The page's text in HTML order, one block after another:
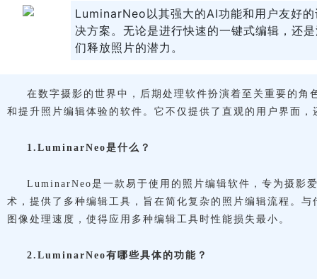
LuminarNeo以其强大的AI功能和用户友好
决方案。无论是进行快速的一键式编辑，还
们释放照片的潜力。
在数字摄影的世界中，后期处理软件扮演着至关重要的
和提升照片编辑体验的软件。它不仅提供了直观的用户界面
1.LuminarNeo是什么？
LuminarNeo是一款易于使用的照片编辑软件，专为摄影
术，提供了多种编辑工具，旨在简化复杂的照片编辑流程。
图像处理速度，使得应用多种编辑工具时性能损失最小。
2.LuminarNeo有哪些具体的功能？